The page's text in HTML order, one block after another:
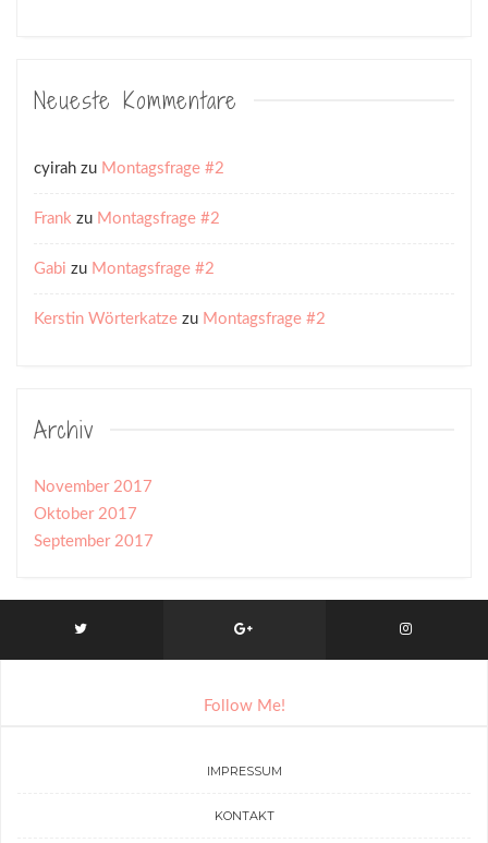
Neueste Kommentare
cyirah zu Montagsfrage #2
Frank zu Montagsfrage #2
Gabi zu Montagsfrage #2
Kerstin Wörterkatze zu Montagsfrage #2
Archiv
November 2017
Oktober 2017
September 2017
Follow Me!
IMPRESSUM
KONTAKT